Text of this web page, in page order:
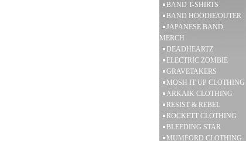
BAND T-SHIRTS
BAND HOODIE/OUTER
JAPANESE BAND
MERCH
DEADHEARTZ
ELECTRIC ZOMBIE
GRAVETAKERS
MOSH IT UP CLOTHING
ARKAIK CLOTHING
RESIST & REBEL
ROCKETT CLOTHING
BLEEDING STAR
MUMFORD CLOTHING